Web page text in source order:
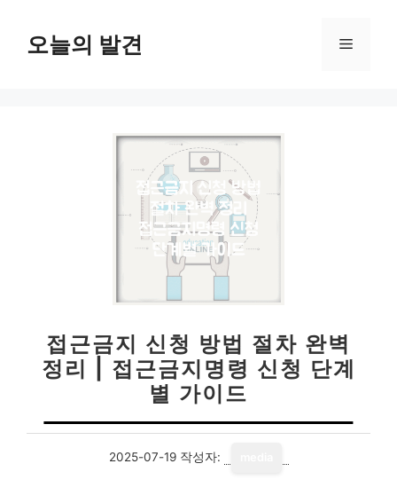
오늘의 발견 메
접근금지 신청 방법 절차 완벽
정리 | 접근금지명령 신청 단계
별 가이드
2025-07-19 작성자: